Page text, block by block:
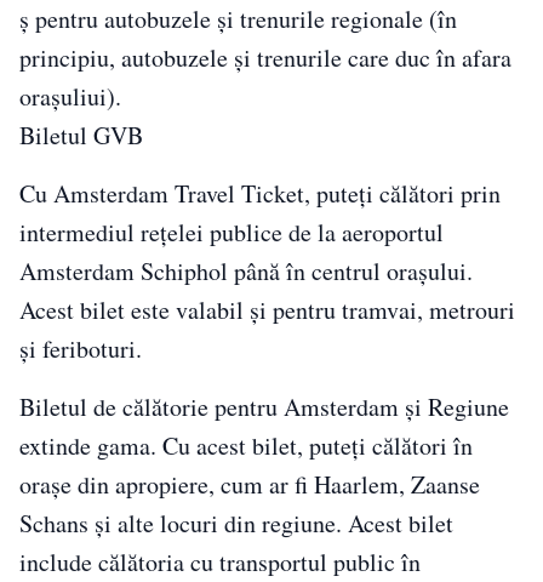
ș pentru autobuzele și trenurile regionale (în
principiu, autobuzele și trenurile care duc în afara
orașuliui).
Biletul GVB
Cu Amsterdam Travel Ticket, puteți călători prin
intermediul rețelei publice de la aeroportul
Amsterdam Schiphol până în centrul orașului.
Acest bilet este valabil și pentru tramvai, metrouri
și feriboturi.
Biletul de călătorie pentru Amsterdam și Regiune
extinde gama. Cu acest bilet, puteți călători în
orașe din apropiere, cum ar fi Haarlem, Zaanse
Schans și alte locuri din regiune. Acest bilet
include călătoria cu transportul public în